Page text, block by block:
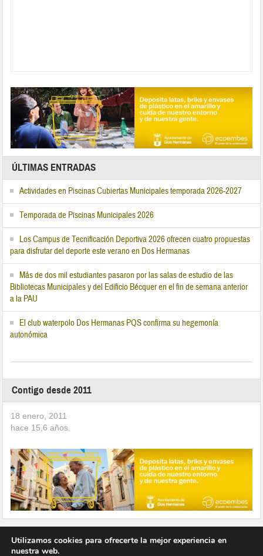
ÚLTIMAS ENTRADAS
Actividades en Piscinas Cubiertas Municipales temporada 2026-2027
Temporada de Piscinas Municipales 2026
Los Campus de Tecnificación Deportiva 2026 ofrecen cuatro propuestas
para disfrutar del deporte este verano en Dos Hermanas
Más de dos mil estudiantes pasaron por las salas de estudio de las
Bibliotecas Municipales y del Edificio Bécquer en el fin de semana anterior
a la PAU
El club waterpolo Dos Hermanas PQS confirma su hegemonía
autonómica
Contigo desde 2011
18 enero, 2011
hace 15,6 años.
Utilizamos cookies para ofrecerte la mejor experiencia en
nuestra web.